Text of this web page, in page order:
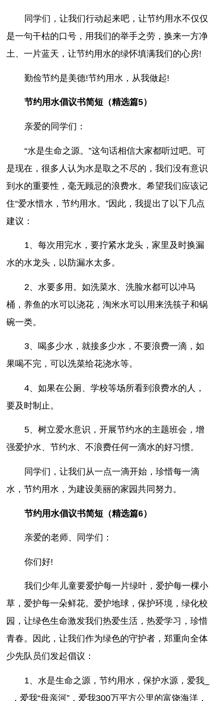
同学们，让我们行动起来吧，让节约用水不仅仅
是一句干枯的口号，用我们的举手之劳，换来一方净
土、一片蓝天，让节约用水的绿怀填满我们的心房!
勤俭节约是美德!节约用水，从我做起!
节约用水倡议书简短（精选篇5）
亲爱的同学们：
“水是生命之源。”这句话相信大家都听过吧。可
是现在，很多人认为水是取之不尽的，我们没有意识
到水的重要性，毫无顾忌的浪费水。希望我们应该记
住“爱水惜水，节约用水。”因此，我提出了以下几点
建议：
1、每次用完水，要拧紧水龙头，家里及时换漏
水的水龙头，以防漏水太多。
2、水要多用。如洗菜水、洗脸水都可以冲马
桶，养鱼的水可以浇花，淘米水可以用来洗筷子和锅
碗一类。
3、喝多少水，就接多少水，不要浪费一滴，如
果喝不完，可以洗菜给花浇水等。
4、如果在公厕、学校等场所看到浪费水的人，
要及时制止。
5、树立爱水意识，开展节约水的主题班会，增
强爱护水、节约水、不浪费任何一滴水的好习惯。
同学们，让我们从一点一滴开始，珍惜每一滴
水，节约用水，为建设美丽的家园共同努力。
节约用水倡议书简短（精选篇6）
亲爱的老师、同学们：
你们好!
我们少年儿童要爱护每一片绿叶，爱护每一棵小
草，爱护每一朵鲜花。爱护地球，保护环境，绿化校
园，让绿色生命激发我们热爱生活，热爱学习，珍惜
青春。因此，让我们作为绿色的守护者，郑重向全体
少先队员们发起倡议：
1、水是生命之源，节约用水，保护水源，爱我_
_，爱我“母亲河”，爱我300万平方公里的富饶海洋，